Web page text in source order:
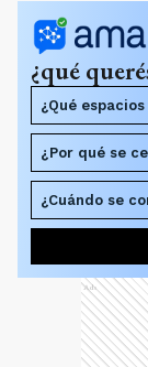
¿qué
¿Qué
¿Por qué se
¿Cuándo se
Ads